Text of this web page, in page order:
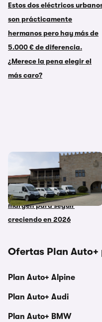
Estos dos eléctricos
son prácticamente
hermanos pero hay más de
5.000 € de diferencia.
¿Merece la pena elegir el
más caro?
Stellantis Pro One domina el
mercado de vehículos
comerciales en España y ve
margen para seguir
creciendo en 2026
Ofertas Plan Auto+
Plan Auto+ Alpine
Plan Auto+ Audi
Plan Auto+ BMW